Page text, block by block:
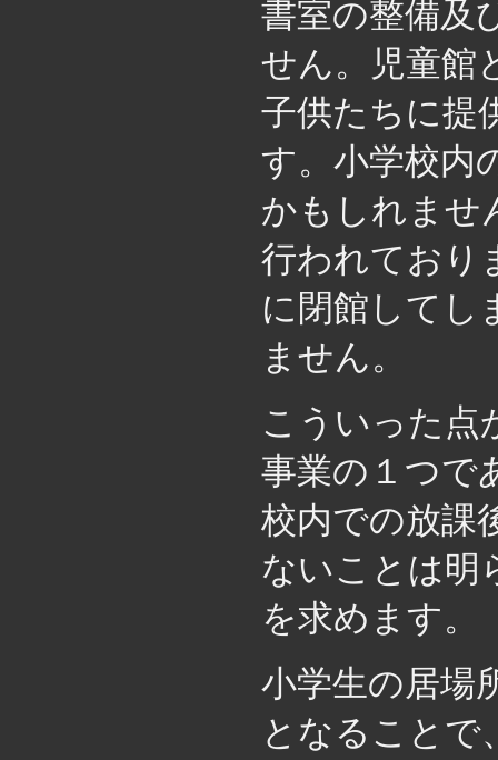
書室の整備及
せん。児童館
子供たちに提
す。小学校内
かもしれませ
行われており
に閉館してし
ません。
こういった点
事業の１つで
校内での放課
ないことは明
を求めます。
小学生の居場
となることで